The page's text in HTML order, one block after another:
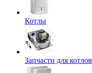
Котлы
Запчасти для котлов